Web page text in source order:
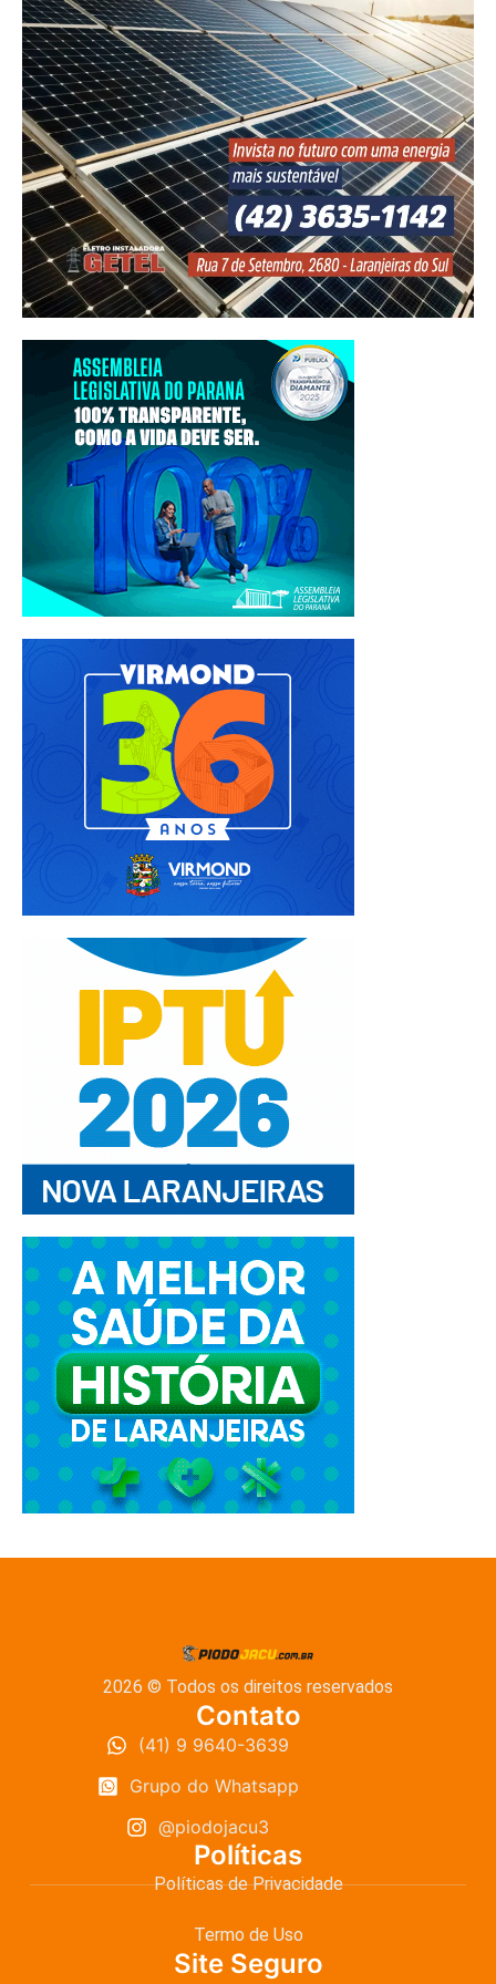
2026 © Todos os direitos reservados
Contato
(41) 9 9640-3639
Grupo do Whatsapp
@piodojacu3
Políticas
Políticas de Privacidade
Termo de Uso
Site Seguro